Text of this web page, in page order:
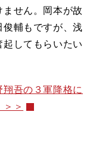
せん。岡本が故
輔もですが、浅
してもらいたい
翔吾の３軍降格に
＞